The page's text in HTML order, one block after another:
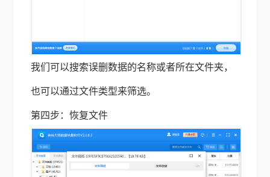
我们可以搜索误删数据的名称或者所在文件夹，
也可以通过文件类型来筛选。
第四步：恢复文件